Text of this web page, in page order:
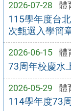
2026-07-28 體
115學年度台
次甄選入學簡
2026-06-15 體
73周年校慶水
2026-05-29 體
114學年度73